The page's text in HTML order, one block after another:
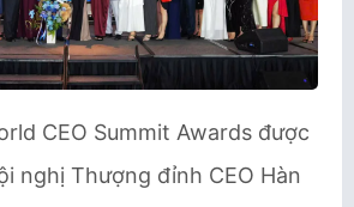
CEO Summit Awards được
nghị Thượng đỉnh CEO Hàn